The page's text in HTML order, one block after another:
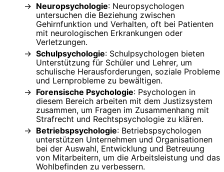
Neuropsychologie: Neuropsychologen
untersuchen die Beziehung zwischen
Gehirnfunktion und Verhalten, oft bei Patienten
mit neurologischen Erkrankungen oder
Verletzungen.
Schulpsychologie: Schulpsychologen bieten
Unterstützung für Schüler und Lehrer, um
schulische Herausforderungen, soziale Probleme
und Lernprobleme zu bewältigen.
Forensische Psychologie: Psychologen in
diesem Bereich arbeiten mit dem Justizsystem
zusammen, um Fragen im Zusammenhang mit
Strafrecht und Rechtspsychologie zu klären.
Betriebspsychologie: Betriebspsychologen
unterstützen Unternehmen und Organisationen
bei der Auswahl, Entwicklung und Betreuung
von Mitarbeitern, um die Arbeitsleistung und das
Wohlbefinden zu verbessern.